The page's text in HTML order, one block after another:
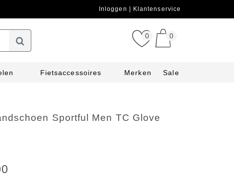
Inloggen Klantenservice
0 0
Fietsaccessoires Merken Sale
Sportful Men TC Glove